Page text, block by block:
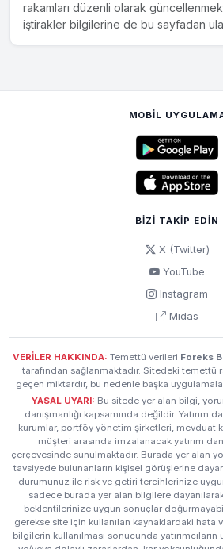
rakamları düzenli olarak
iştirakler bilgilerine de bu sayfadan
MOBIL
BIZI TAKIP EDIN
X (Twitter)
YouTube
Instagram
Midas
VERİLER HAKKINDA: Temettü verileri Foreks
tarafından sağlanmaktadır. Sitedeki temettü
geçen miktardır, bu nedenle başka
YASAL UYARI: Bu sitede yer alan bilgi,
danışmanlığı kapsamında değildir. Yatırım
kurumlar, portföy yönetim şirketleri, mevduat
müşteri arasında imzalanacak yatırım
çerçevesinde sunulmaktadır. Burada yer alan
tavsiyede bulunanların kişisel görüşlerine
durumunuz ile risk ve getiri tercihlerinize
sadece burada yer alan bilgilere dayanılarak
beklentilerinize uygun sonuçlar
gerekse site için kullanılan kaynaklardaki hata
bilgilerin kullanılması sonucunda